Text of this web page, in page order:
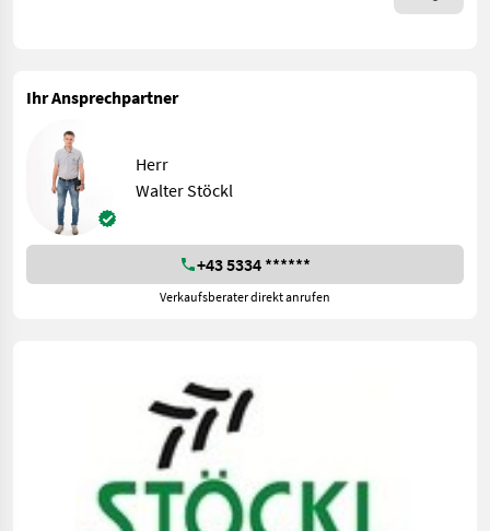
Ihr Ansprechpartner
Herr
Walter Stöckl
+43 5334 ******
Verkaufsberater direkt anrufen